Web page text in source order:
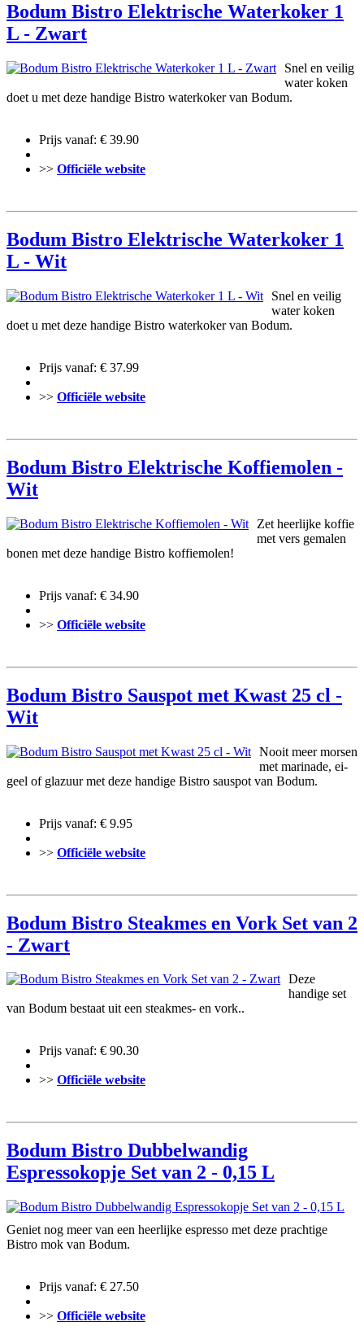
Bodum Bistro Elektrische Waterkoker 1
L - Zwart
Snel en veilig
water koken
doet u met deze handige Bistro waterkoker van Bodum.
Prijs vanaf: € 39.90
>> Officiële website
Bodum Bistro Elektrische Waterkoker 1
L - Wit
Snel en veilig
water koken
doet u met deze handige Bistro waterkoker van Bodum.
Prijs vanaf: € 37.99
>> Officiële website
Bodum Bistro Elektrische Koffiemolen -
Wit
Zet heerlijke koffie
met vers gemalen
bonen met deze handige Bistro koffiemolen!
Prijs vanaf: € 34.90
>> Officiële website
Bodum Bistro Sauspot met Kwast 25 cl -
Wit
Nooit meer morsen
met marinade, ei-
geel of glazuur met deze handige Bistro sauspot van Bodum.
Prijs vanaf: € 9.95
>> Officiële website
Bodum Bistro Steakmes en Vork Set van 2
- Zwart
Deze
handige set
van Bodum bestaat uit een steakmes- en vork..
Prijs vanaf: € 90.30
>> Officiële website
Bodum Bistro Dubbelwandig
Espressokopje Set van 2 - 0,15 L
Geniet nog meer van een heerlijke espresso met deze prachtige
Bistro mok van Bodum.
Prijs vanaf: € 27.50
>> Officiële website